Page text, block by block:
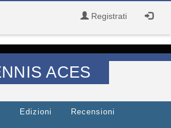
Registrati
ACES
Edizioni Recensioni